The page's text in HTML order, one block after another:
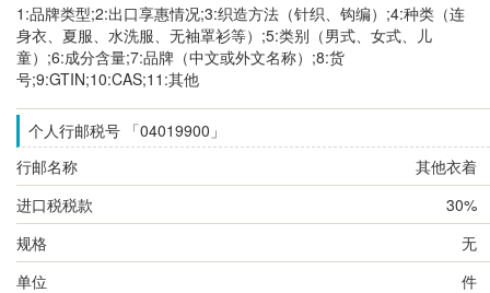
1:品牌类型;2:出口享惠情况;3:织造方法（针织、钩编）;4:种类（连
身衣、夏服、水洗服、无袖罩衫等）;5:类别（男式、女式、儿
童）;6:成分含量;7:品牌（中文或外文名称）;8:货
号;9:GTIN;10:CAS;11:其他
个人行邮税号 「04019900」
行邮名称
其他衣着
进口税税款
30%
规格
无
单位
件